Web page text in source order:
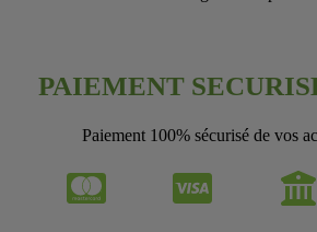
PAIEMENT
Paiement 100% sécurisé de vos